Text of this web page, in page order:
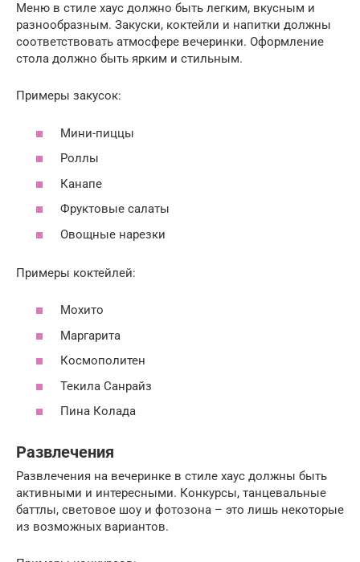
Меню в стиле хаус должно быть легким, вкусным и
разнообразным. Закуски, коктейли и напитки должны
соответствовать атмосфере вечеринки. Оформление
стола должно быть ярким и стильным.
Примеры закусок:
Мини-пиццы
Роллы
Канапе
Фруктовые салаты
Овощные нарезки
Примеры коктейлей:
Мохито
Маргарита
Космополитен
Текила Санрайз
Пина Колада
Развлечения
Развлечения на вечеринке в стиле хаус должны быть
активными и интересными. Конкурсы, танцевальные
баттлы, световое шоу и фотозона – это лишь некоторые
из возможных вариантов.